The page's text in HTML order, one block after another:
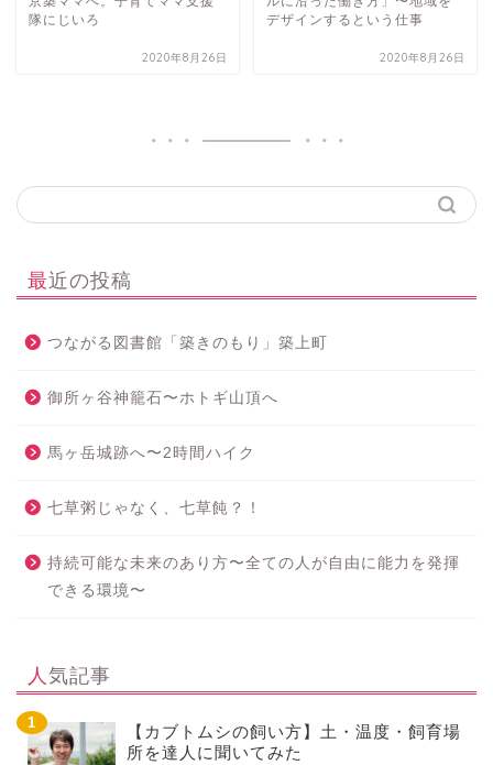
隊にじいろ
2020年8月26日
デザインするという仕事
2020年8月26日
最近の投稿
つながる図書館「築きのもり」築上町
御所ヶ谷神籠石〜ホトギ山頂へ
馬ヶ岳城跡へ〜2時間ハイク
七草粥じゃなく、七草飩？！
持続可能な未来のあり方〜全ての人が自由に能力を発揮
できる環境〜
人気記事
【カブトムシの飼い方】土・温度・飼育場
所を達人に聞いてみた